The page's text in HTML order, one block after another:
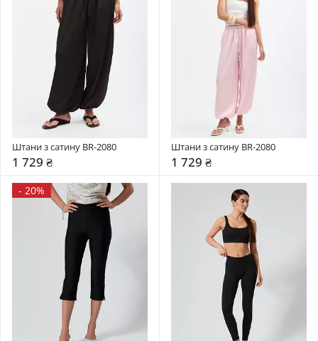
Штани з сатину BR-2080
1 729 ₴
Штани з сатину BR-2080
1 729 ₴
- 20%